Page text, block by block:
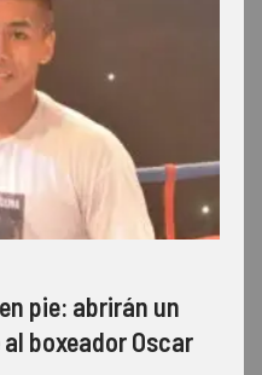
pie: abrirán un
boxeador Oscar